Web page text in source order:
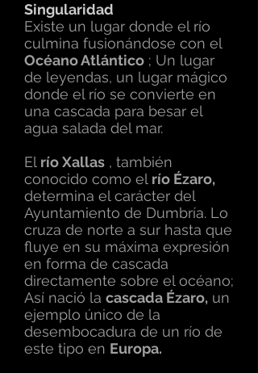
Singularidad
Existe un lugar donde el río
culmina fusionándose con el
Océano Atlántico ; Un lugar
de leyendas, un lugar mágico
donde el río se convierte en
una cascada para besar el
agua salada del mar.
El río Xallas , también
conocido como el río Ézaro,
determina el carácter del
Ayuntamiento de Dumbría. Lo
cruza de norte a sur hasta que
fluye en su máxima expresión
en forma de cascada
directamente sobre el océano;
Así nació la cascada Ézaro, un
ejemplo único de la
desembocadura de un río de
este tipo en Europa.